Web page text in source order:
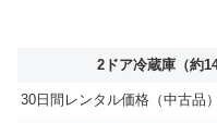
2ドア冷蔵庫（約
30日間レンタル価格（中古品）